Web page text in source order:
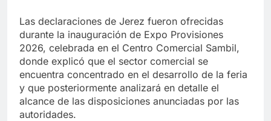
Las declaraciones de Jerez fueron ofrecidas
durante la inauguración de Expo Provisiones
2026, celebrada en el Centro Comercial Sambil,
donde explicó que el sector comercial se
encuentra concentrado en el desarrollo de la feria
y que posteriormente analizará en detalle el
alcance de las disposiciones anunciadas por las
autoridades.